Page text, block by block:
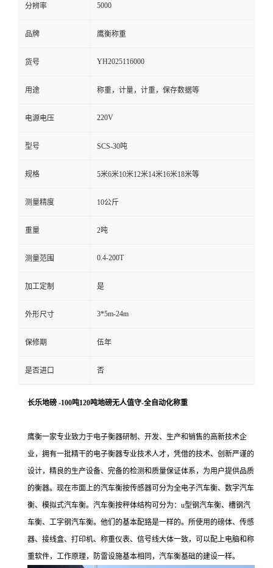
分辨率 5000
品牌 鹰衡称重
货号 YH2025116000
用途 称重，计量，计重，保存数据等
电源电压 220V
型号 SCS-30吨
规格 5米6米10米12米14米16米18米等
测量精度 10公斤
重量 2吨
测量范围 0.4-200T
加工定制 是
外形尺寸 3*5m-24m
保修期 伍年
是否进口 否
长乐地磅 -100吨120吨地磅无人值守-全自动化称重
鹰衡一家专业致力于电子衡器研制、开发、生产和销售的高新技术企
业，拥有一批精干的电子衡器专业技术人才，凭借的技术、创新严谨的
设计，精良的生产设备、完备的检测和质量保证体系，为用户提供品质
的衡器。现在市面上的汽车衡按传感器可分为全电子汽车衡、数字汽车
衡、模拟式汽车衡。汽车衡按秤体结构可分为：u型钢汽车衡、槽钢汽
车衡、工字钢汽车衡。他们的基本配臵是一样的。所使用的磅体、传感
器、接线盒、打印机、称重仪表、信号线大体一致，可以配上电脑和称
重软件，工作原理，防雷设施基本相同，汽车衡基础的建设一样。